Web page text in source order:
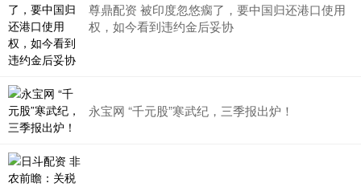
尊鼎配资 被印度忽悠瘸了，要中国归还港口使用
权，如今看到违约金后妥协
永宝网 “千元股”寒武纪，三季报出炉！